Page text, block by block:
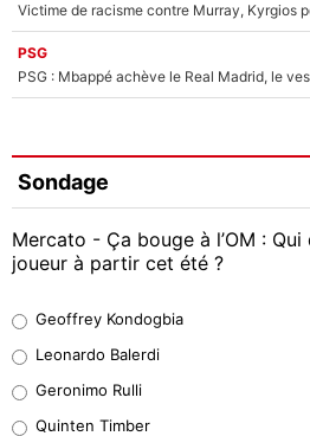
PSG
PSG : Mbappé achève le Real Madrid, le
Sondage
Mercato - Ça bouge à l’OM :
joueur à partir cet été ?
38%
32%
Geoffrey Kondogbia
Leonardo Balerdi
Geronimo Rulli
Quinten Timber